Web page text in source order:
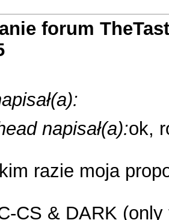
forum
napisał(a):ok,
razie moja
CS & DARK